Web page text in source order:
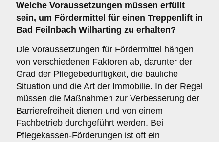
Welche Voraussetzungen müssen erfüllt
sein, um Fördermittel für einen Treppenlift in
Bad Feilnbach Wilharting zu erhalten?
Die Voraussetzungen für Fördermittel hängen
von verschiedenen Faktoren ab, darunter der
Grad der Pflegebedürftigkeit, die bauliche
Situation und die Art der Immobilie. In der Regel
müssen die Maßnahmen zur Verbesserung der
Barrierefreiheit dienen und von einem
Fachbetrieb durchgeführt werden. Bei
Pflegekassen-Förderungen ist oft ein